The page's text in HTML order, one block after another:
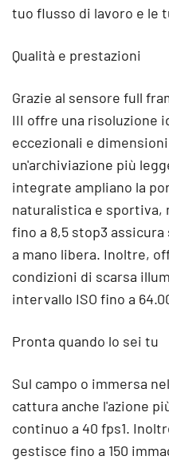
tuo flusso di lavoro e le
Qualità e prestazioni
Grazie al sensore full
III offre una risoluzione
eccezionali e
un'archiviazione più
integrate ampliano la
naturalistica e sportiva,
fino a 8,5 stop3
a mano libera. Inoltre,
condizioni di scarsa
intervallo ISO fino a
Pronta quando lo sei tu
Sul campo o immersa
cattura anche l'azione
continuo a 40 fps1.
gestisce fino a 150